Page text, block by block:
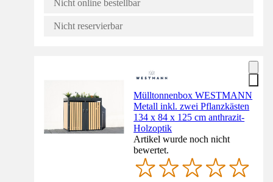
Nicht online bestellbar
Nicht reservierbar
Mülltonnenbox WESTMANN
Metall inkl. zwei Pflanzkästen
134 x 84 x 125 cm anthrazit-
Holzoptik
Artikel wurde noch nicht
bewertet.